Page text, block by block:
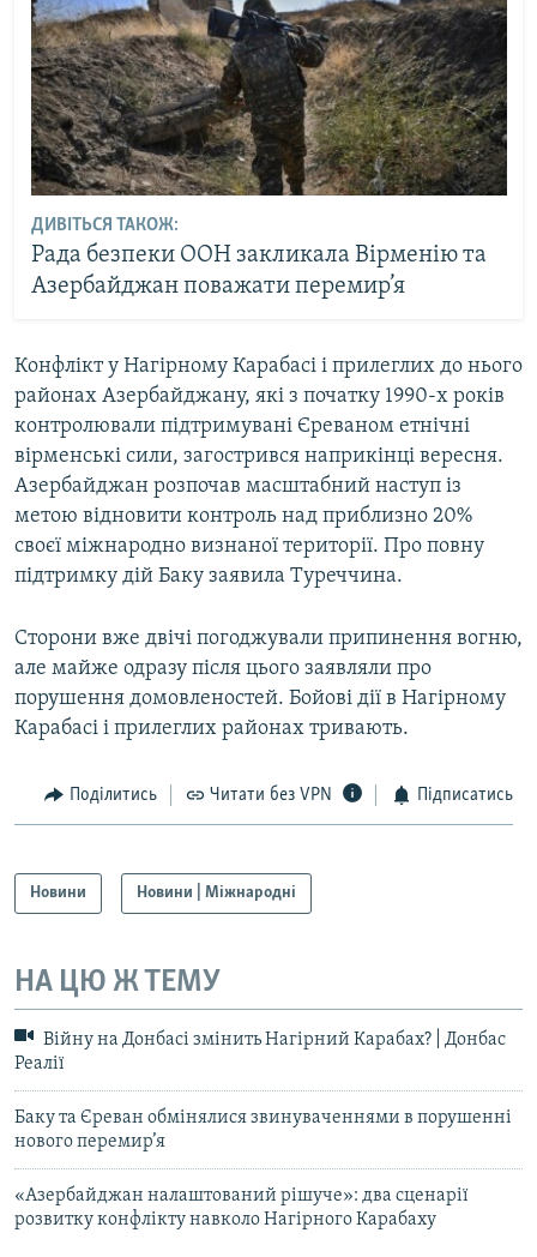
ДИВІТЬСЯ ТАКОЖ:
Рада безпеки ООН закликала Вірменію та
Азербайджан поважати перемир’я
Конфлікт у Нагірному Карабасі і прилеглих до нього
районах Азербайджану, які з початку 1990-х років
контролювали підтримувані Єреваном етнічні
вірменські сили, загострився наприкінці вересня.
Азербайджан розпочав масштабний наступ із
метою відновити контроль над приблизно 20%
своєї міжнародно визнаної території. Про повну
підтримку дій Баку заявила Туреччина.
Сторони вже двічі погоджували припинення вогню,
але майже одразу після цього заявляли про
порушення домовленостей. Бойові дії в Нагірному
Карабасі і прилеглих районах тривають.
Поділитись Читати без VPN Підписатись
Новини Новини | Міжнародні
НА ЦЮ Ж ТЕМУ
Війну на Донбасі змінить Нагірний Карабах? | Донбас
Реалії
Баку та Єреван обмінялися звинуваченнями в порушенні
нового перемир’я
«Азербайджан налаштований рішуче»: два сценарії
розвитку конфлікту навколо Нагірного Карабаху